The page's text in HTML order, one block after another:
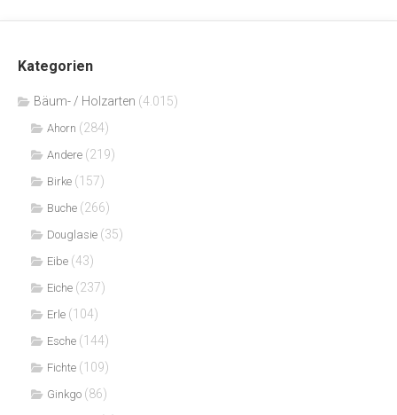
Kategorien
Bäum- / Holzarten (4.015)
Ahorn (284)
Andere (219)
Birke (157)
Buche (266)
Douglasie (35)
Eibe (43)
Eiche (237)
Erle (104)
Esche (144)
Fichte (109)
Ginkgo (86)